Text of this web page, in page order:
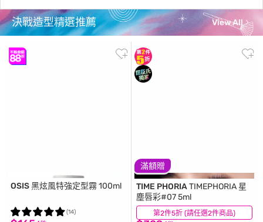
決戰造型精選推薦 View All
OSIS黑炫風特強定型霧 100ml
(14)
滿額贈
第2件5折 (請任選2件商品)
TIME PHORIATIMEPHORIA 星
塵唇彩#07 5ml
(22)